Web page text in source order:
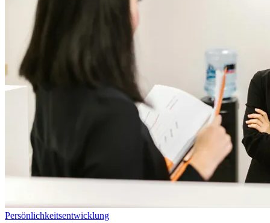
Persönlichkeitsentwicklung